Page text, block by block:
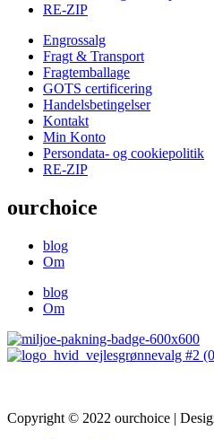
RE-ZIP
Engrossalg
Fragt & Transport
Fragtemballage
GOTS certificering
Handelsbetingelser
Kontakt
Min Konto
Persondata- og cookiepolitik
RE-ZIP
ourchoice
blog
Om
blog
Om
Copyright © 2022 ourchoice |